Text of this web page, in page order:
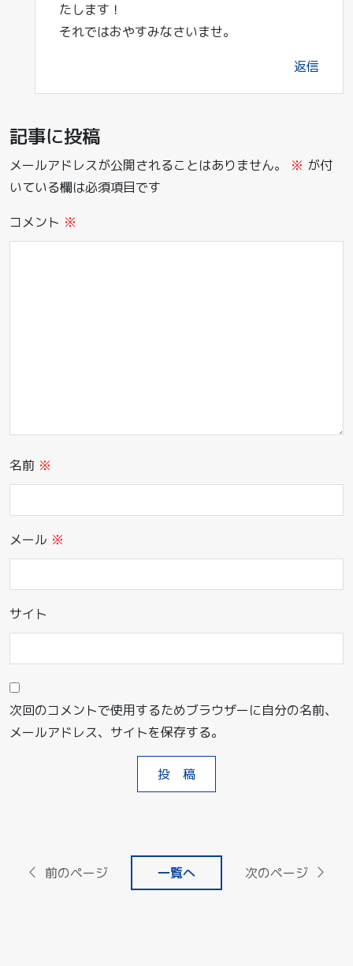
たします！
それではおやすみなさいませ。
返信
記事に投稿
メールアドレスが公開されることはありません。 ※ が付
いている欄は必須項目です
コメント ※
名前 ※
メール ※
サイト
次回のコメントで使用するためブラウザーに自分の名前、
メールアドレス、サイトを保存する。
前のページ 一覧へ 次のページ